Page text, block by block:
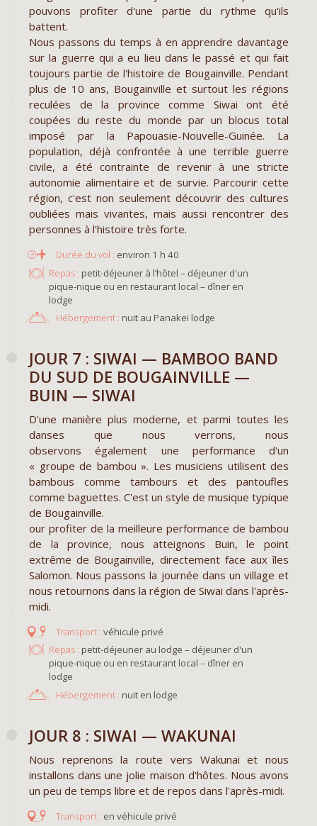
pouvons profiter d'une partie du rythme qu'ils
battent.
Nous passons du temps à en apprendre davantage
sur la guerre qui a eu lieu dans le passé et qui fait
toujours partie de l'histoire de Bougainville. Pendant
plus de 10 ans, Bougainville et surtout les régions
reculées de la province comme Siwai ont été
coupées du reste du monde par un blocus total
imposé par la Papouasie-Nouvelle-Guinée. La
population, déjà confrontée à une terrible guerre
civile, a été contrainte de revenir à une stricte
autonomie alimentaire et de survie. Parcourir cette
région, c'est non seulement découvrir des cultures
oubliées mais vivantes, mais aussi rencontrer des
personnes à l'histoire très forte.
environ 1 h 40
Repas : petit-déjeuner à l’hôtel – déjeuner d'un
pique-nique ou en restaurant local – dîner en
lodge
Hébergement : nuit au Panakei lodge
​JOUR 7 : SIWAI — BAMBOO BAND
DU SUD DE BOUGAINVILLE —
BUIN — SIWAI
D'une manière plus moderne, et parmi toutes les
danses que nous verrons, nous
observons également une performance d'un
« groupe de bambou ». Les musiciens utilisent des
bambous comme tambours et des pantoufles
comme baguettes. C'est un style de musique typique
de Bougainville.
our profiter de la meilleure performance de bambou
de la province, nous atteignons Buin, le point
extrême de Bougainville, directement face aux îles
Salomon. Nous passons la journée dans un village et
nous retournons dans la région de Siwai dans l'après-
midi.
véhicule privé
Repas : petit-déjeuner au lodge – déjeuner d'un
pique-nique ou en restaurant local – dîner en
lodge
Hébergement : nuit en lodge
​JOUR 8 : SIWAI — WAKUNAI
Nous reprenons la route vers Wakunai et nous
installons dans une jolie maison d'hôtes. Nous avons
un peu de temps libre et de repos dans l'après-midi.
en véhicule privé